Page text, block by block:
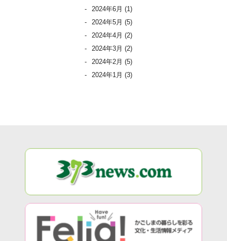
2024年6月 (1)
2024年5月 (5)
2024年4月 (2)
2024年3月 (2)
2024年2月 (5)
2024年1月 (3)